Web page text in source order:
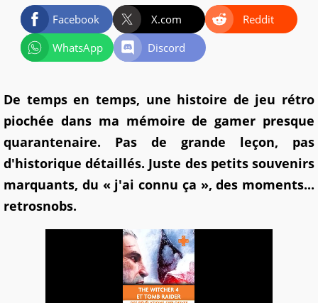
Facebook X.com
Reddit
WhatsApp
Discord
De temps en temps, une histoire de jeu rétro
piochée dans ma mémoire de gamer presque
quarantenaire. Pas de grande leçon, pas
d'historique détaillés. Juste des petits souvenirs
marquants, du « j'ai connu ça », des moments...
retrosnobs.